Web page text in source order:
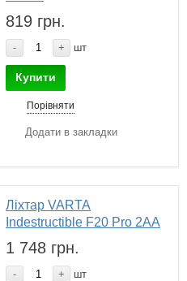
819 грн.
- + шт
Купити
Порівняти
Додати в закладки
Ліхтар VARTA
Indestructible F20 Pro 2AA
1 748 грн.
- + шт